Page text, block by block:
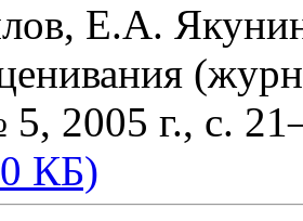
Е.А.
2005 г., с.
КБ)